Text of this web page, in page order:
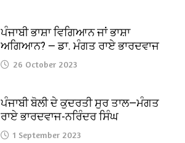
ਪੰਜਾਬੀ ਭਾਸ਼ਾ ਵਿਗਿਆਨ ਜਾਂ ਭਾਸ਼ਾ
ਅਗਿਆਨ? — ਡਾ. ਮੰਗਤ ਰਾਏ ਭਾਰਦਵਾਜ
26 October 2023
ਪੰਜਾਬੀ ਬੋਲੀ ਦੇ ਕੁਦਰਤੀ ਸੁਰ ਤਾਲ—ਮੰਗਤ
ਰਾਏ ਭਾਰਦਵਾਜ-ਨਰਿੰਦਰ ਸਿੰਘ
1 September 2023